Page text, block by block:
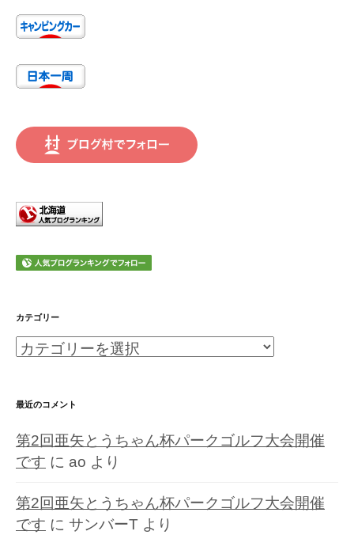
カテゴリー
カ
ゴ
ー
最近のコメント
第2回亜矢とうちゃん杯パークゴルフ大会開催
です に ao より
第2回亜矢とうちゃん杯パークゴルフ大会開催
です に サンバーT より